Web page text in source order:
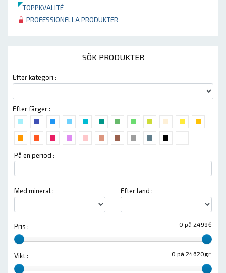
TOPPKVALITÉ
PROFESSIONELLA PRODUKTER
SÖK PRODUKTER
Efter kategori :
Efter färger :
På en period :
Med mineral : Efter land :
0 på 2499€
Pris :
0 på 24620gr.
Vikt :